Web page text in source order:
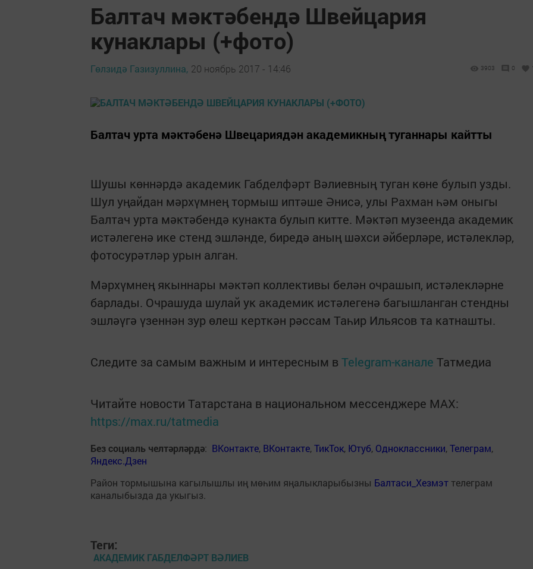
Балтач мәктәбендә Швейцария
кунаклары (+фото)
Гөлзидә Газизуллина, 20 ноябрь 2017 - 14:46 3903 0
Балтач урта мәктәбенә Швецариядән академикның туганнары кайтты
Шушы көннәрдә академик Габделфәрт Вәлиевның туган көне булып узды.
Шул уңайдан мәрхүмнең тормыш иптәше Әнисә, улы Рахман һәм оныгы
Балтач урта мәктәбендә кунакта булып китте. Мәктәп музеенда академик
истәлегенә ике стенд эшләнде, биредә аның шәхси әйберләре, истәлекләр,
фотосурәтләр урын алган.
Мәрхүмнең якыннары мәктәп коллективы белән очрашып, истәлекләрне
барлады. Очрашуда шулай ук академик истәлегенә багышланган стендны
эшләүгә үзеннән зур өлеш керткән рәссам Таһир Ильясов та катнашты.
Следите за самым важным и интересным в Telegram-канале Татмедиа
Читайте новости Татарстана в национальном мессенджере MАХ:
https://max.ru/tatmedia
Без социаль челтәрләрдә: ВКонтакте, ВКонтакте,ТикТок, Ютуб, Одноклассники,Телеграм,
Яндекс.Дзен
Район тормышына кагылышлы иң мөһим яңалыкларыбызны Балтаси_Хезмэт телеграм
каналыбызда да укыгыз.
Теги:
АКАДЕМИК ГАБДЕЛФӘРТ ВӘЛИЕВ